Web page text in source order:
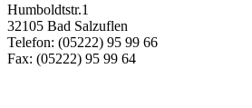
Humboldtstr.1
32105 Bad Salzuflen
Telefon: (05222) 95 99 66
Fax: (05222) 95 99 64